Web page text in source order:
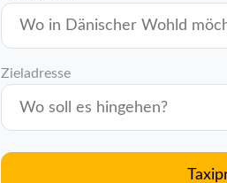
Zieladresse